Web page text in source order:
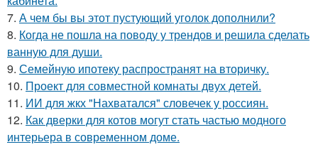
7. А чем бы вы этот пустующий уголок дополнили?
8. Когда не пошла на поводу у трендов и решила сделать
ванную для души.
9. Семейную ипотеку распространят на вторичку.
10. Проект для совместной комнаты двух детей.
11. ИИ для жкх "Нахватался" словечек у россиян.
12. Как дверки для котов могут стать частью модного
интерьера в современном доме.